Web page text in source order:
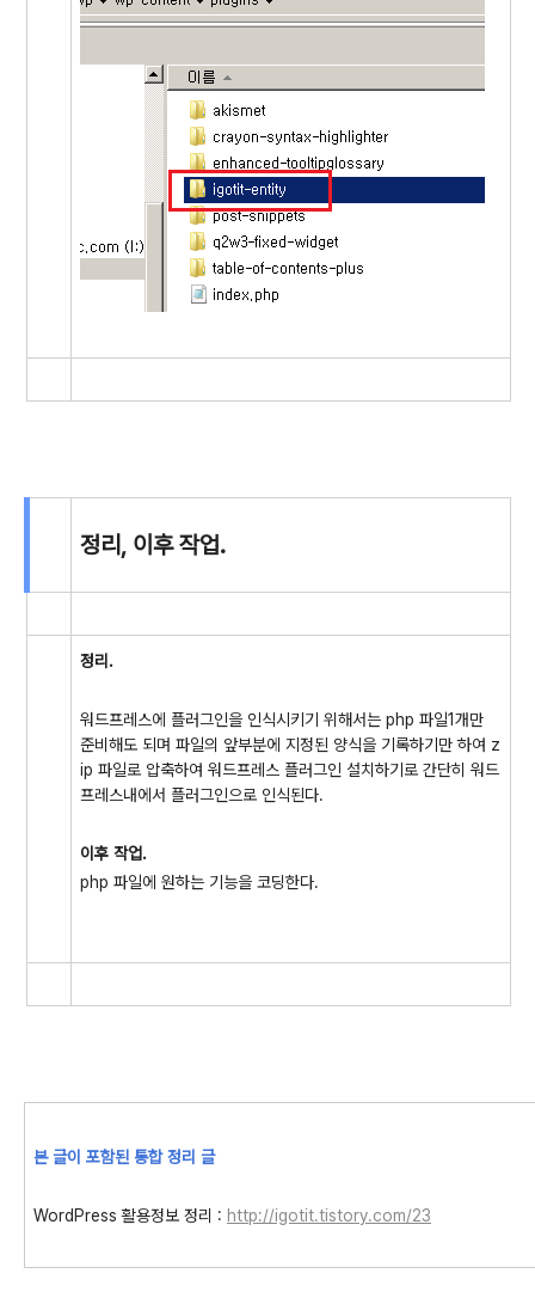
정리, 이후 작업.
정리.
워드프레스에 플러그인을 인식시키기 위해서는 php 파일1개만
준비해도 되며 파일의 앞부분에 지정된 양식을 기록하기만 하여 z
ip 파일로 압축하여 워드프레스 플러그인 설치하기로 간단히 워드
프레스내에서 플러그인으로 인식된다.
이후 작업.
php 파일에 원하는 기능을 코딩한다.
본 글이 포함된 통합 정리 글
WordPress 활용정보 정리 : http://igotit.tistory.com/23